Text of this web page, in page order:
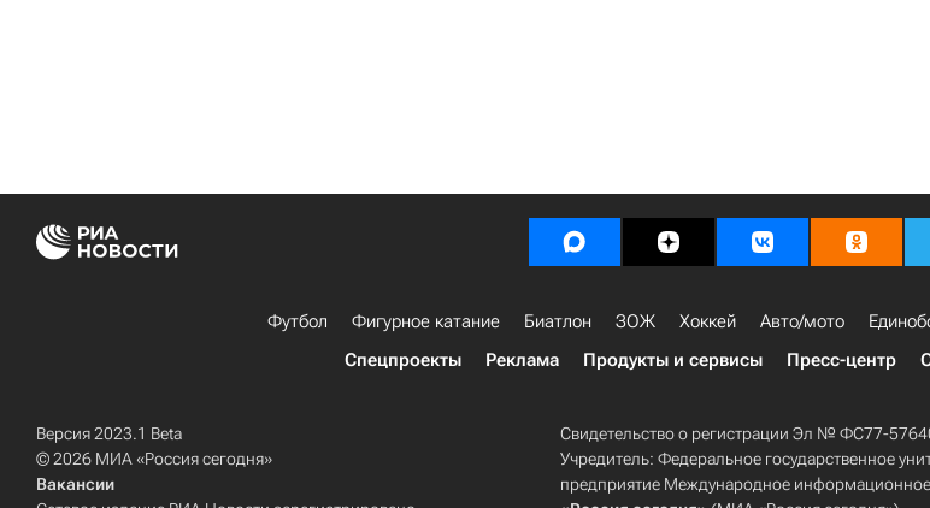
Футбол Фигурное катание Биатлон ЗОЖ Хоккей Авто/мото
Спецпроекты
Реклама Продукты и сервисы Пресс-центр
Версия 2023.1 Beta
© 2026 МИА «Россия сегодня»
Вакансии
Свидетельство о регистрации Эл № ФС77-
Учредитель: Федеральное государственное
предприятие Международное информационное